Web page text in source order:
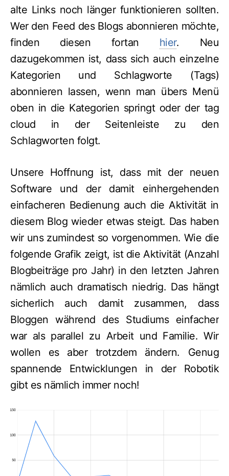
alte Links noch länger funktionieren sollten.
Wer den Feed des Blogs abonnieren möchte,
finden diesen fortan hier. Neu
dazugekommen ist, dass sich auch einzelne
Kategorien und Schlagworte (Tags)
abonnieren lassen, wenn man übers Menü
oben in die Kategorien springt oder der tag
cloud in der Seitenleiste zu den
Schlagworten folgt.
Unsere Hoffnung ist, dass mit der neuen
Software und der damit einhergehenden
einfacheren Bedienung auch die Aktivität in
diesem Blog wieder etwas steigt. Das haben
wir uns zumindest so vorgenommen. Wie die
folgende Grafik zeigt, ist die Aktivität (Anzahl
Blogbeiträge pro Jahr) in den letzten Jahren
nämlich auch dramatisch niedrig. Das hängt
sicherlich auch damit zusammen, dass
Bloggen während des Studiums einfacher
war als parallel zu Arbeit und Familie. Wir
wollen es aber trotzdem ändern. Genug
spannende Entwicklungen in der Robotik
gibt es nämlich immer noch!